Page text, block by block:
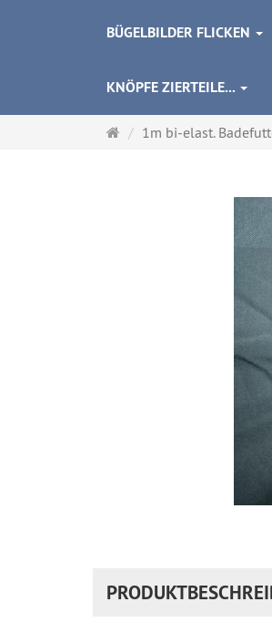
BÜGELBILDER FLICKEN
KNÖPFE ZIERTEILE...
Startseite
1m bi-elast.